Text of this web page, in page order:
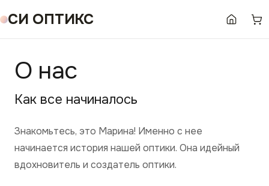
СИ ОПТИКС
О нас
Как все начиналось
Знакомьтесь, это Марина! Именно с нее
начинается история нашей оптики. Она идейный
вдохновитель и создатель оптики.